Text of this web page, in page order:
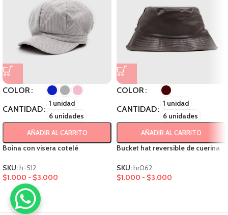
COLOR
CANTIDAD
1 unidad
6 unidades
AÑADIR AL CARRITO
Boina con visera cotelé
SKU: h-512
$1.000 - $3.000
COLOR
CANTIDAD
1 unidad
6 unidades
AÑADIR AL CARRITO
Bucket hat reversible de cuerina
SKU: hr062
$1.000 - $3.000